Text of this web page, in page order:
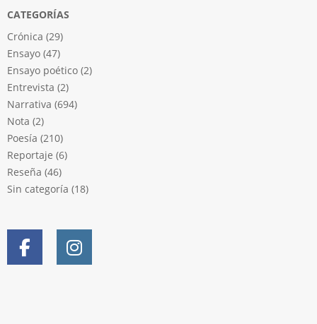
CATEGORÍAS
Crónica (29)
Ensayo (47)
Ensayo poético (2)
Entrevista (2)
Narrativa (694)
Nota (2)
Poesía (210)
Reportaje (6)
Reseña (46)
Sin categoría (18)